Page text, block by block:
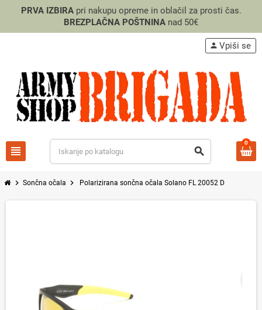
PRVA IZBIRApri nakupu opreme in oblačil za prosti čas.
BREZPLAČNA POŠTNINA nad 50€
view_headline search
person Vpiši se
0
chevron_right Sončna očala chevron_right Polarizirana sončna očala Solano FL 20052 D